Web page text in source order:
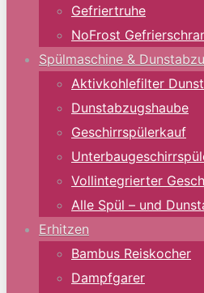
Gefriertruhe
NoFrost
Spülmaschine &
Aktivkohlefilter
Dunstabzugshaube
Geschirrspülerkauf
Vollintegrierter
Alle Spül – und
Erhitzen
Bambus Reiskocher
Dampfgarer